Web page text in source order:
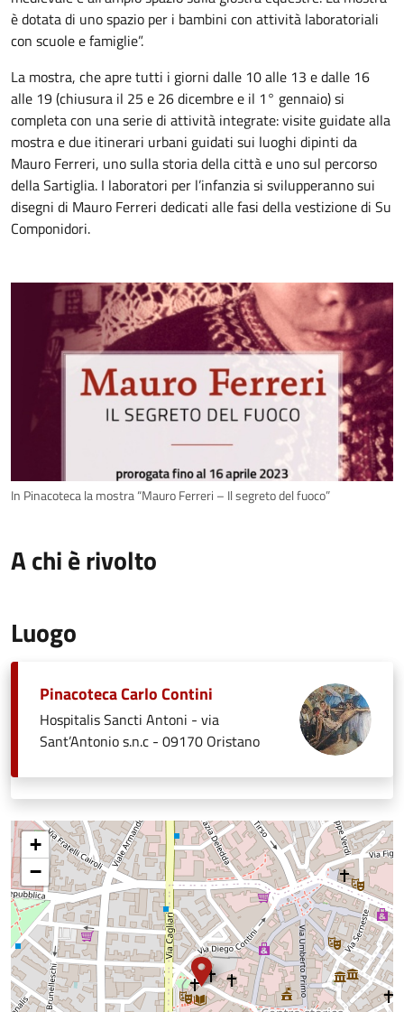
è dotata di uno spazio per i bambini con attività laboratoriali
con scuole e famiglie”.
La mostra, che apre tutti i giorni dalle 10 alle 13 e dalle 16
alle 19 (chiusura il 25 e 26 dicembre e il 1° gennaio) si
completa con una serie di attività integrate: visite guidate alla
mostra e due itinerari urbani guidati sui luoghi dipinti da
Mauro Ferreri, uno sulla storia della città e uno sul percorso
della Sartiglia. I laboratori per l’infanzia si svilupperanno sui
disegni di Mauro Ferreri dedicati alle fasi della vestizione di Su
Componidori.
In Pinacoteca la mostra “Mauro Ferreri – Il segreto del fuoco”
A chi è rivolto
Luogo
Pinacoteca Carlo Contini
Hospitalis Sancti Antoni - via
Sant’Antonio s.n.c - 09170 Oristano
+
−